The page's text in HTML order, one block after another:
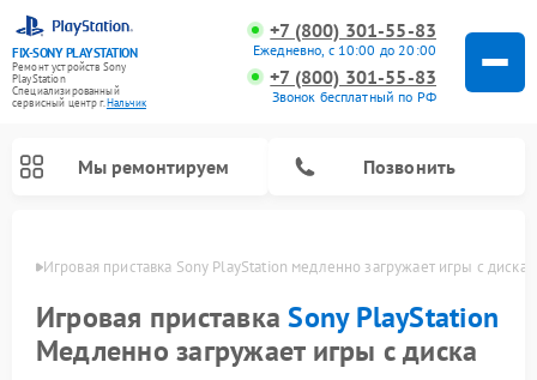
FIX-SONY PLAYSTATION
Ремонт устройств Sony
PlayStation
Специализированный
cервисный центр г.Нальчик
+7 (800) 301-55-83
Ежедневно, с 10:00 до 20:00
+7 (800) 301-55-83
Звонок бесплатный по РФ
Мы ремонтируем Позвонить
Игровая приставка Sony PlayStation медленно загружает игры с диска
Игровая приставкаSony PlayStation
Медленно загружает игры с диска